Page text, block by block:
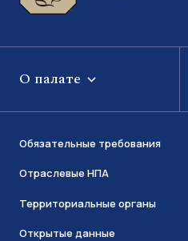
О палате
Обязательные требования
Отраслевые НПА
Территориальные органы
Открытые данные